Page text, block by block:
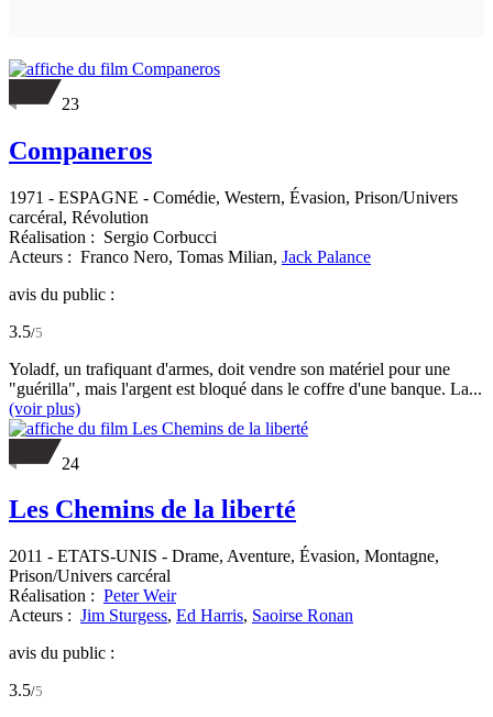
23
Companeros
1971 - ESPAGNE - Comédie, Western, Évasion, Prison/Univers
carcéral, Révolution
Réalisation : Sergio Corbucci
Acteurs : Franco Nero, Tomas Milian, Jack Palance
avis du public :
3.5/5
Yoladf, un trafiquant d'armes, doit vendre son matériel pour une
"guérilla", mais l'argent est bloqué dans le coffre d'une banque. La...
(voir plus)
24
Les Chemins de la liberté
2011 - ETATS-UNIS - Drame, Aventure, Évasion, Montagne,
Prison/Univers carcéral
Réalisation : Peter Weir
Acteurs : Jim Sturgess, Ed Harris, Saoirse Ronan
avis du public :
3.5/5